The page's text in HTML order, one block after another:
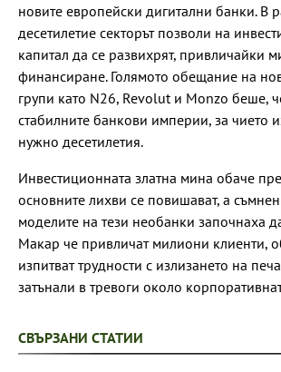
новите европейски дигитални банки. В
десетилетие секторът позволи на
капитал да се развихрят, привличайки
финансиране. Голямото обещание на
групи като N26, Revolut и Monzo беше,
стабилните банкови империи, за чието
нужно десетилетия.
Инвестиционната златна мина обаче
основните лихви се повишават, а
моделите на тези необанки започнаха
Макар че привличат милиони клиенти,
изпитват трудности с излизането на
затънали в тревоги около
СВЪРЗАНИ СТАТИИ